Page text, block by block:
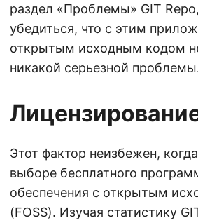
раздел «Проблемы» GIT
убедиться, что с этим
открытым исходным кодом
никакой серьезной
Этот фактор неизбежен,
выборе бесплатного
обеспечения с открытым
(FOSS). Изучая статистику